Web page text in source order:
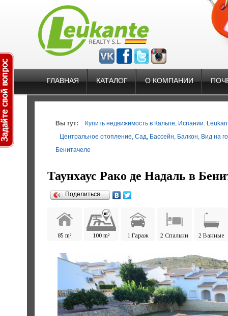
ГЛАВНАЯ КАТАЛОГ О КОМПАНИИ
Вы тут:
Купить недвижимость в Кальпе, Испании.
Центральное отопление, Сад, Бассейн, Балкон, Вид на
Бенитачеле
Таунхаус Рако де Надаль в
Поделиться…
85 m² 100 m² 1 Гараж 2 Спальни 2 Ванные